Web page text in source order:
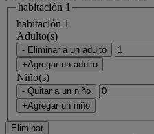
habitación 1
habitación 1
Adulto(s)
- Eliminar a un adulto
+Agregar un adulto
Niño(s)
- Quitar a un niño
+Agregar un niño
Eliminar